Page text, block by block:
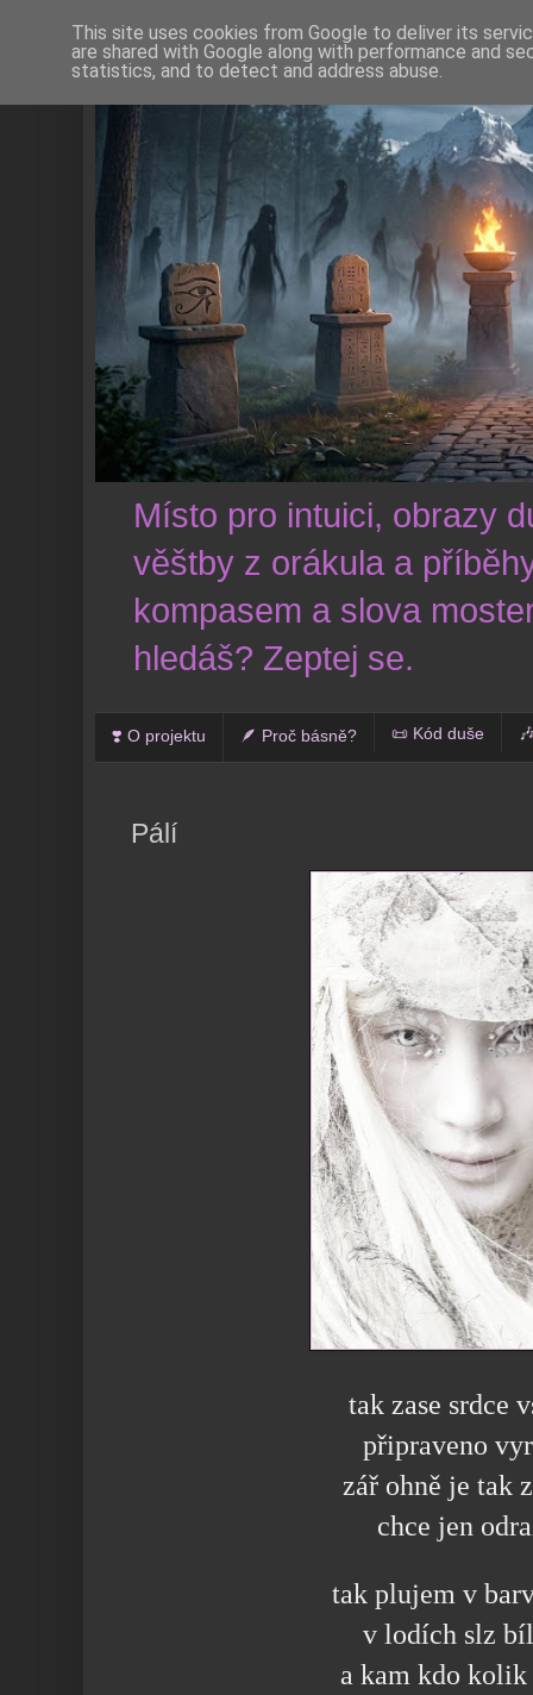
Místo pro intuici, obrazy
věštby z orákula a
kompasem a slova
hledáš? Zeptej se.
❣️ O projektu 🪶 Proč básně? 📜 Kód duše
Pálí
tak zase srdce
připraveno
zář ohně je tak
chce jen
tak plujem v
v lodích slz
a kam kdo
This site uses cookies from Google to deliver its
are shared with Google along with performance and
statistics, and to detect and address abuse.